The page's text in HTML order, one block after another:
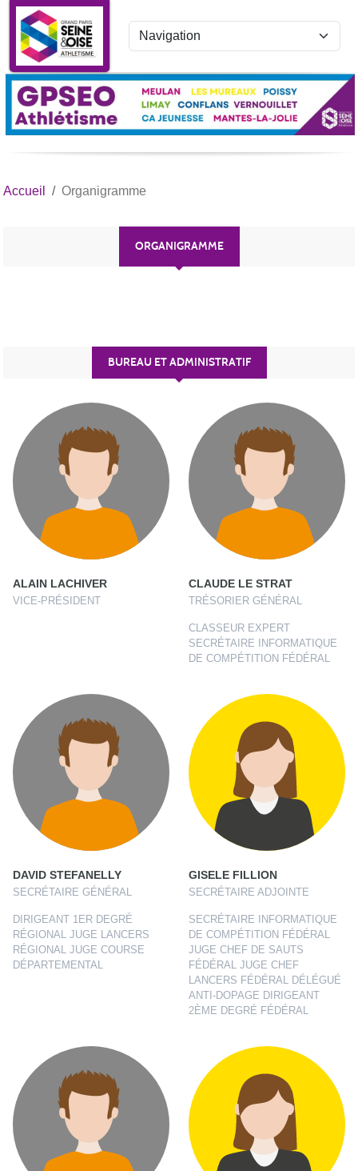
Accueil Organigramme
ORGANIGRAMME
BUREAU ET ADMINISTRATIF
ALAIN LACHIVER
VICE-PRÉSIDENT
CLAUDE LE STRAT
TRÉSORIER GÉNÉRAL
CLASSEUR EXPERT
SECRÉTAIRE INFORMATIQUE
DE COMPÉTITION FÉDÉRAL
DAVID STEFANELLY
SECRÉTAIRE GÉNÉRAL
DIRIGEANT 1ER DEGRÉ
RÉGIONAL JUGE LANCERS
RÉGIONAL JUGE COURSE
DÉPARTEMENTAL
GISELE FILLION
SECRÉTAIRE ADJOINTE
SECRÉTAIRE INFORMATIQUE
DE COMPÉTITION FÉDÉRAL
JUGE CHEF DE SAUTS
FÉDÉRAL JUGE CHEF
LANCERS FÉDÉRAL DÉLÉGUÉ
ANTI-DOPAGE DIRIGEANT
2ÈME DEGRÉ FÉDÉRAL
Panneau de gestion des cookies